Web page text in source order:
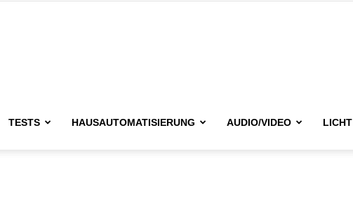
TESTS HAUSAUTOMATISIERUNG AUDIO/VIDEO LICHT